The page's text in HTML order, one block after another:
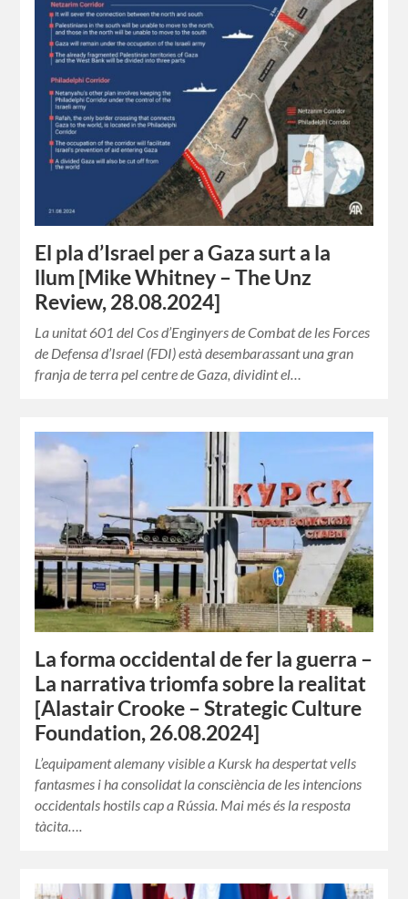
El pla d’Israel per a Gaza surt a la
llum [Mike Whitney – The Unz
Review, 28.08.2024]
La unitat 601 del Cos d’Enginyers de Combat de les Forces
de Defensa d’Israel (FDI) està desembarassant una gran
franja de terra pel centre de Gaza, dividint el…
La forma occidental de fer la guerra –
La narrativa triomfa sobre la realitat
[Alastair Crooke – Strategic Culture
Foundation, 26.08.2024]
L’equipament alemany visible a Kursk ha despertat vells
fantasmes i ha consolidat la consciència de les intencions
occidentals hostils cap a Rússia. Mai més és la resposta
tàcita….